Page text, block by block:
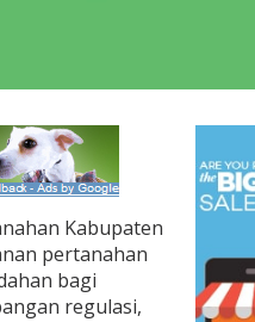
Kabupaten
pertanahan
bagi
regulasi,